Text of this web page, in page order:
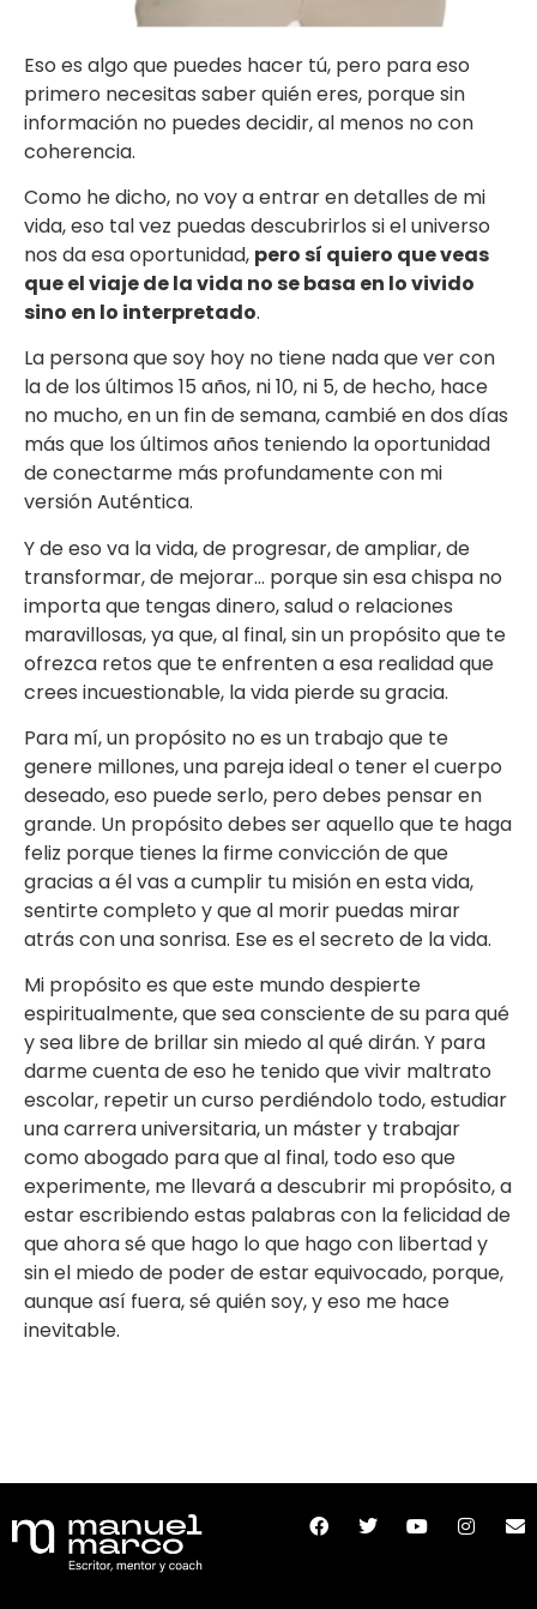
Eso es algo que puedes hacer tú, pero para eso
primero necesitas saber quién eres, porque sin
información no puedes decidir, al menos no con
coherencia.
Como he dicho, no voy a entrar en detalles de mi
vida, eso tal vez puedas descubrirlos si el universo
nos da esa oportunidad, pero sí quiero que veas
que el viaje de la vida no se basa en lo vivido
sino en lo interpretado.
La persona que soy hoy no tiene nada que ver con
la de los últimos 15 años, ni 10, ni 5, de hecho, hace
no mucho, en un fin de semana, cambié en dos días
más que los últimos años teniendo la oportunidad
de conectarme más profundamente con mi
versión Auténtica.
Y de eso va la vida, de progresar, de ampliar, de
transformar, de mejorar… porque sin esa chispa no
importa que tengas dinero, salud o relaciones
maravillosas, ya que, al final, sin un propósito que te
ofrezca retos que te enfrenten a esa realidad que
crees incuestionable, la vida pierde su gracia.
Para mí, un propósito no es un trabajo que te
genere millones, una pareja ideal o tener el cuerpo
deseado, eso puede serlo, pero debes pensar en
grande. Un propósito debes ser aquello que te haga
feliz porque tienes la firme convicción de que
gracias a él vas a cumplir tu misión en esta vida,
sentirte completo y que al morir puedas mirar
atrás con una sonrisa. Ese es el secreto de la vida.
Mi propósito es que este mundo despierte
espiritualmente, que sea consciente de su para qué
y sea libre de brillar sin miedo al qué dirán. Y para
darme cuenta de eso he tenido que vivir maltrato
escolar, repetir un curso perdiéndolo todo, estudiar
una carrera universitaria, un máster y trabajar
como abogado para que al final, todo eso que
experimente, me llevará a descubrir mi propósito, a
estar escribiendo estas palabras con la felicidad de
que ahora sé que hago lo que hago con libertad y
sin el miedo de poder de estar equivocado, porque,
aunque así fuera, sé quién soy, y eso me hace
inevitable.